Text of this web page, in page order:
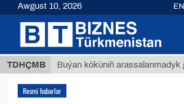
TDHÇMBBuýan köküniň arassalanmadyk
Resmi habarlar
Awgust 10, 2026